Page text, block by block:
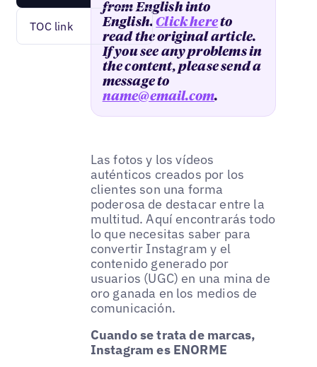
TOC link
from English into
English.Click hereto
read the original article.
If you see any problems in
the content, please send a
message to
name@email.com.
Las fotos y los vídeos
auténticos creados por los
clientes son una forma
poderosa de destacar entre la
multitud. Aquí encontrarás todo
lo que necesitas saber para
convertir Instagram y el
contenido generado por
usuarios (UGC) en una mina de
oro ganada en los medios de
comunicación.
Cuando se trata de marcas,
Instagram es ENORME